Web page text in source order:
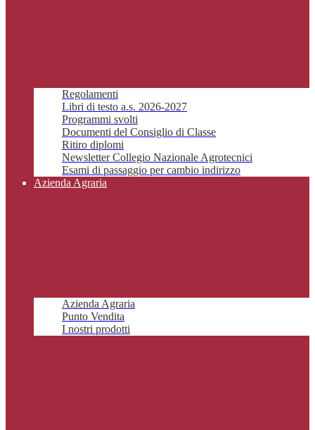
Regolamenti
Libri di testo a.s. 2026-2027
Programmi svolti
Documenti del Consiglio di Classe
Ritiro diplomi
Newsletter Collegio Nazionale Agrotecnici
Esami di passaggio per cambio indirizzo
Azienda Agraria
Azienda Agraria
Punto Vendita
I nostri prodotti